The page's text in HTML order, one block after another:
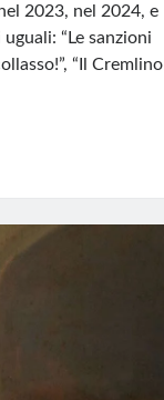
2023, nel 2024, e
“Le sanzioni
“Il Cremlino